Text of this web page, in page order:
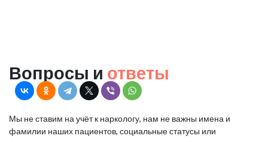
Вопросы и ответы
Мы не ставим на учёт к наркологу, нам не важны имена и
фамилии наших пациентов, социальные статусы или